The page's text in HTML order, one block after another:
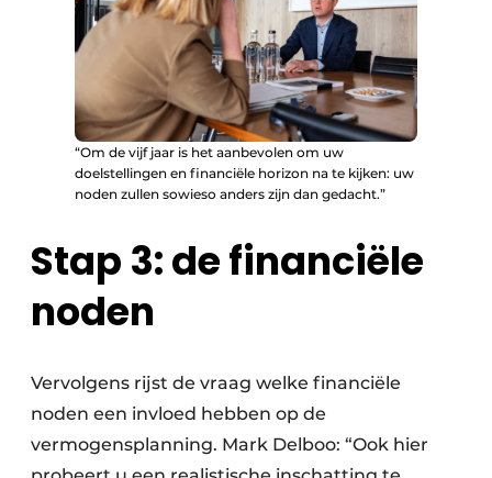
“Om de vijf jaar is het aanbevolen om uw
doelstellingen en financiële horizon na te kijken: uw
noden zullen sowieso anders zijn dan gedacht.”
Stap 3: de financiële
noden
Vervolgens rijst de vraag welke financiële
noden een invloed hebben op de
vermogensplanning. Mark Delboo: “Ook hier